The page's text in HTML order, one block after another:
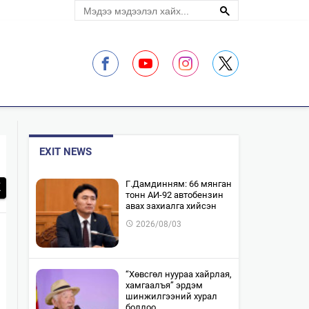
EXIT NEWS
​Г.Дамдинням: 66 мянган
тонн АИ-92 автобензин
авах захиалга хийсэн
2026/08/03
“Хөвсгөл нуураа хайрлая,
хамгаалъя” эрдэм
шинжилгээний хурал